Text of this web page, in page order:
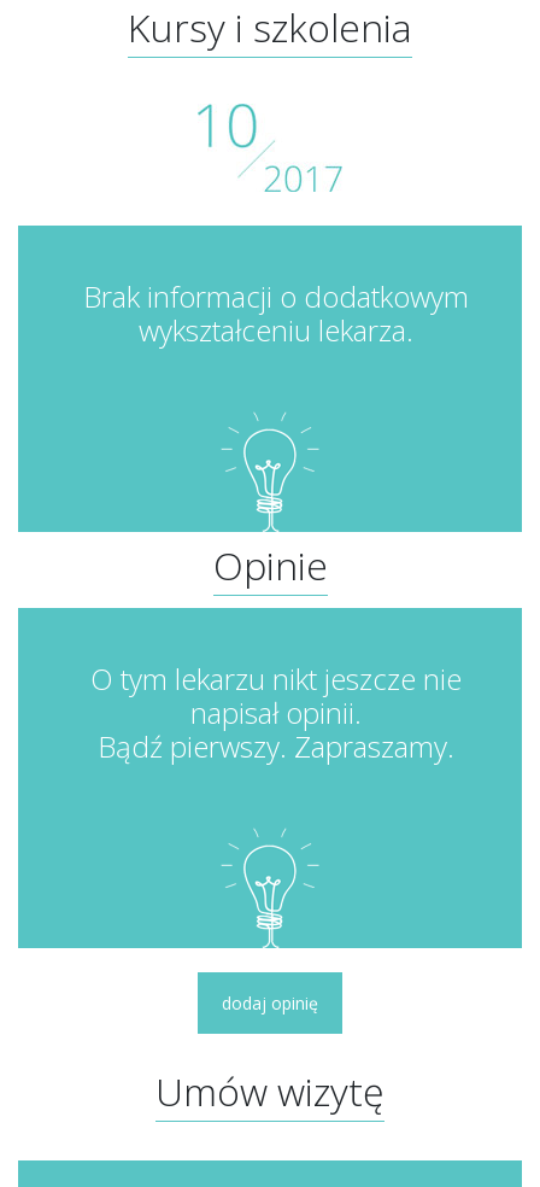
Kursy i szkolenia
Brak informacji o dodatkowym
wykształceniu lekarza.
Opinie
O tym lekarzu nikt jeszcze nie
napisał opinii.
Bądź pierwszy. Zapraszamy.
dodaj opinię
Umów wizytę